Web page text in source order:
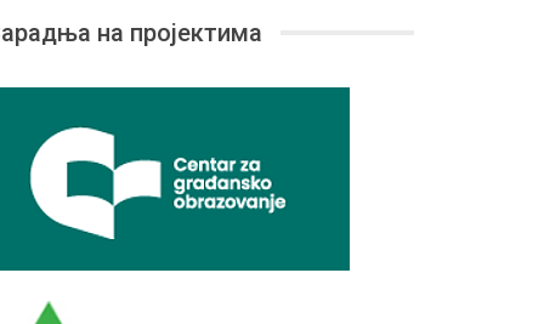
на пројектима